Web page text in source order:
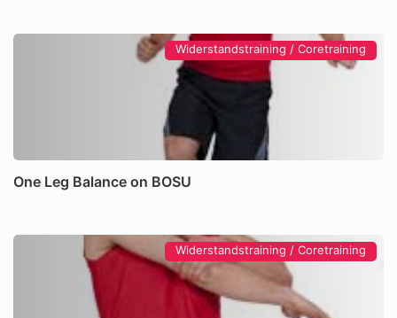
Widerstandstraining / Coretraining
One Leg Balance on BOSU
Widerstandstraining / Coretraining